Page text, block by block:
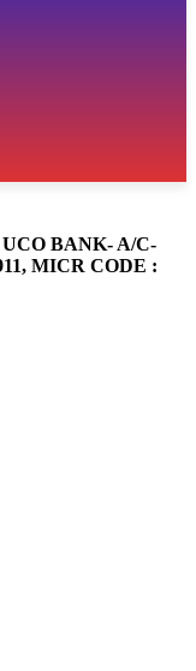
UCO BANK- A/C-
MICR CODE :